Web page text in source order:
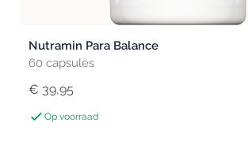
Nutramin Para Balance
60 capsules
€ 39,95
Op voorraad